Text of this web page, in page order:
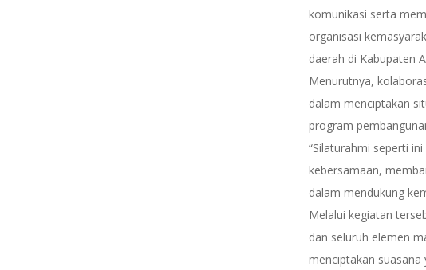
komunikasi serta
organisasi
daerah di Kabupaten
Menurutnya,
dalam menciptakan
program
“Silaturahmi seperti
kebersamaan,
dalam mendukung
Melalui kegiatan
dan seluruh elemen
menciptakan